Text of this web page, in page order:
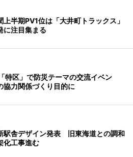
上半期PV1位は「大井町トラックス」
注目集まる
特区」で防災テーマの交流イベン
力関係づくり目的に
駅舎デザイン発表 旧東海道との調和
化工事進む